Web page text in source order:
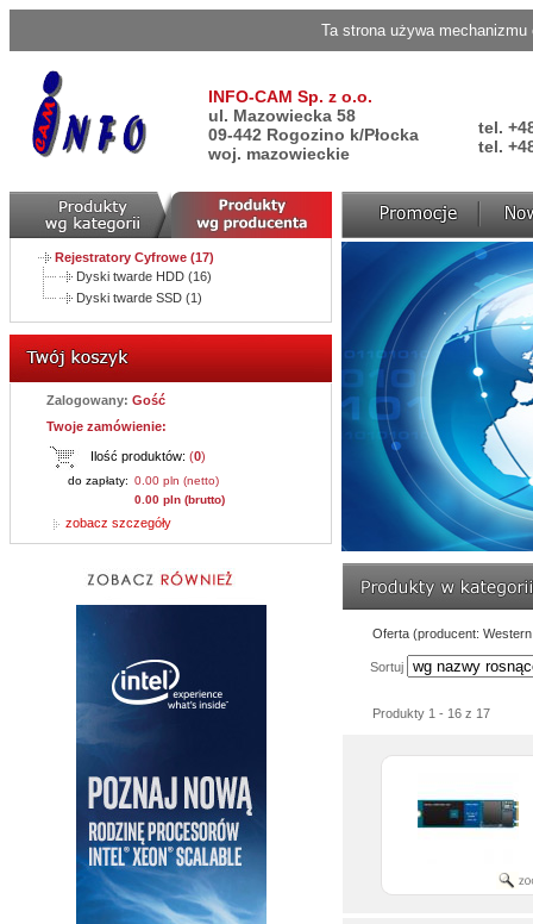
Ta strona używa
INFO-CAM Sp. z o.o.
ul. Mazowiecka 58
09-442 Rogozino k/Płocka
woj. mazowieckie
tel.
tel.
Rejestratory Cyfrowe (17)
Dyski twarde HDD (16)
Dyski twarde SSD (1)
Zalogowany: Gość
Twoje zamówienie:
Ilość produktów: (0)
do zapłaty: 0.00 pln (netto)
0.00 pln (brutto)
zobacz szczegóły
Oferta (producent:
Sortuj
Produkty 1 - 16 z 17